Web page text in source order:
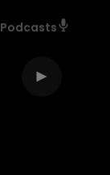
Podcasts